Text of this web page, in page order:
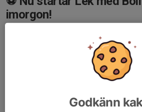
imorgon!
Godkänn